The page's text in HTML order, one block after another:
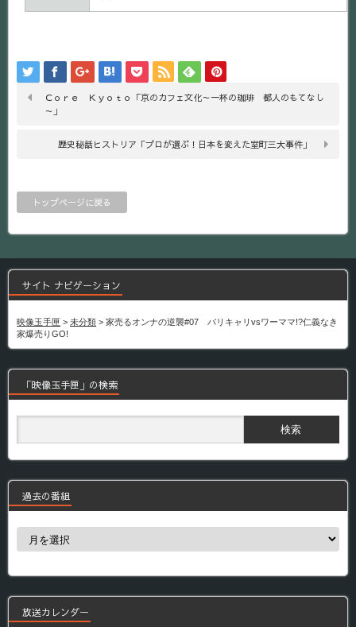
Ｃｏｒｅ Ｋｙｏｔｏ「京のカフェ文化～一杯の珈琲 都人のもてなし
～」
歴史秘話ヒストリア「プロが選ぶ！日本を変えた室町三大事件」
トップページに戻る
サイト ナビゲーション
映像玉手匣 > 未分類 > 家売るオンナの逆襲#07 バリキャリvsワーママ!?仁義なき
家爆売りGO!
「映像玉手匣」の検索
過去の番組
過
組
放送カレンダー